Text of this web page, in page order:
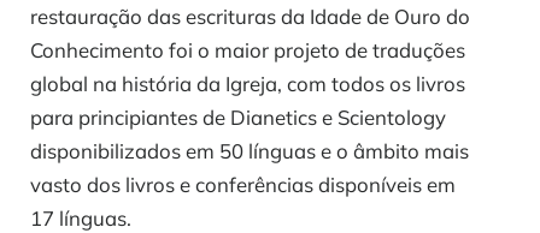
restauração das escrituras da Idade de Ouro do
Conhecimento foi o maior projeto de traduções
global na história da Igreja, com todos os livros
para principiantes de Dianetics e Scientology
disponibilizados em 50 línguas e o âmbito mais
vasto dos livros e conferências disponíveis em
17 línguas.